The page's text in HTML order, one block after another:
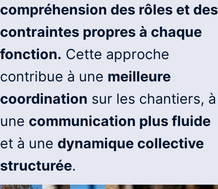
compréhension des rôles et des
contraintes propres à chaque
fonction. Cette approche
contribue à une meilleure
coordination sur les chantiers, à
une communication plus fluide
et à une dynamique collective
structurée.